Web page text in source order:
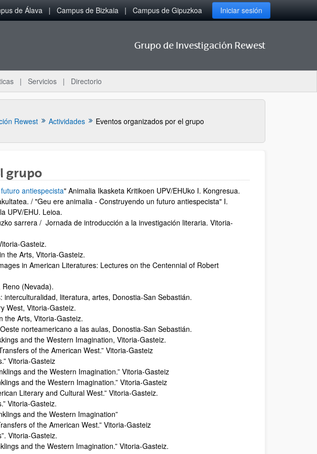
de Álava Campus de Bizkaia Campus de Gipuzkoa Iniciar sesión
Grupo de Investigación Rewest
Servicios Directorio
Rewest Actividades Eventos organizados por el grupo
grupo
antiespecista" Animalia Ikasketa Kritikoen UPV/EHUko I. Kongresua.
/ "Geu ere animalia - Construyendo un futuro antiespecista" I.
UPV/EHU. Leioa.
sarrera / Jornada de introducción a la investigación literaria. Vitoria-
Gasteiz.
the Arts, Vitoria-Gasteiz.
in American Literatures: Lectures on the Centennial of Robert
(Nevada).
literatura, artes, Donostia-San Sebastián.
West, Vitoria-Gasteiz.
the Arts, Vitoria-Gasteiz.
norteamericano a las aulas, Donostia-San Sebastián.
and the Western Imagination, Vitoria-Gasteiz.
of the American West.” Vitoria-Gasteiz
Vitoria-Gasteiz
and the Western Imagination.” Vitoria-Gasteiz
and the Western Imagination.” Vitoria-Gasteiz
Literary and Cultural West.” Vitoria-Gasteiz.
Vitoria-Gasteiz.
and the Western Imagination”
of the American West.” Vitoria-Gasteiz
Vitoria-Gasteiz.
and the Western Imagination.” Vitoria-Gasteiz.